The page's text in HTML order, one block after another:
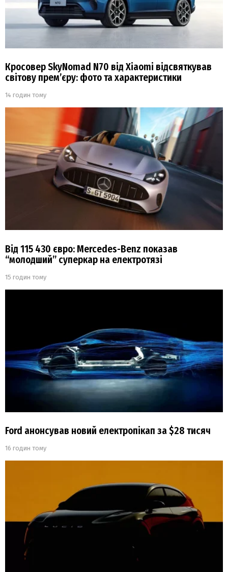
Кросовер SkyNomad N70 від Xiaomi відсвяткував
світову прем’єру: фото та характеристики
14 годин тому
Від 115 430 євро: Mercedes-Benz показав
“молодший” суперкар на електротязі
15 годин тому
Ford анонсував новий електропікап за $28 тисяч
16 годин тому